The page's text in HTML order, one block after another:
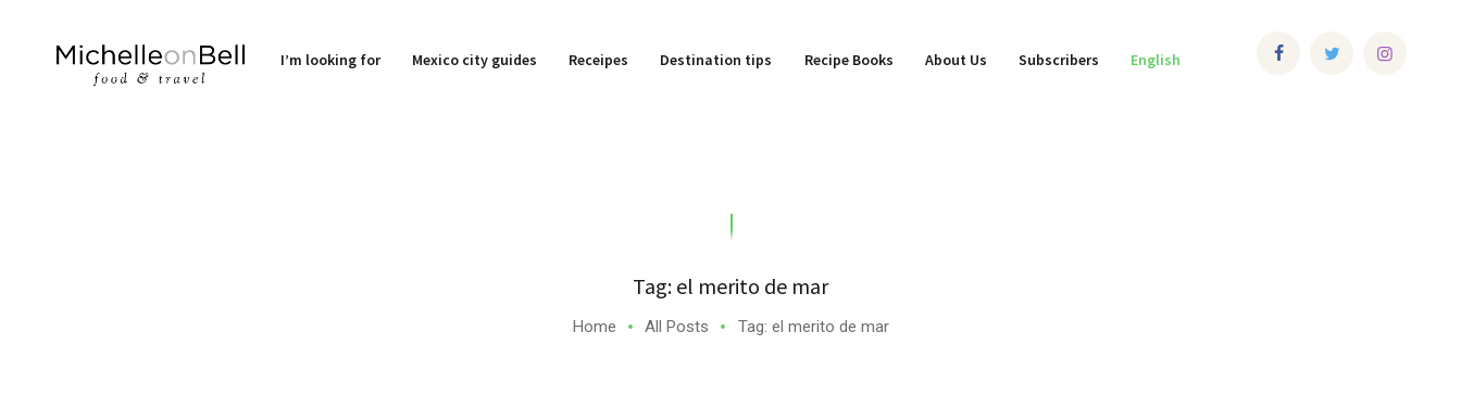
I’m looking for Mexico city guides Receipes Destination tips Recipe Books About Us Subscribers English
Tag: el merito de mar
Home All Posts Tag: el merito de mar